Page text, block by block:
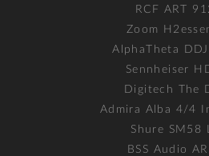
RCF ART
Zoom
AlphaTheta DDJ
Sennheiser
Digitech The
Admira Alba 4/4
Shure SM58
BSS Audio